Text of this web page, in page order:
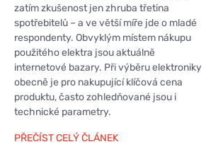
zatím zkušenost jen zhruba třetina
spotřebitelů – a ve větší míře jde o mladé
respondenty. Obvyklým místem nákupu
použitého elektra jsou aktuálně
internetové bazary. Při výběru elektroniky
obecně je pro nakupující klíčová cena
produktu, často zohledňované jsou i
technické parametry.
PŘEČÍST CELÝ ČLÁNEK